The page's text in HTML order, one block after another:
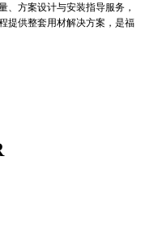
、方案设计与安装指导服务，
提供整套用材解决方案，是福